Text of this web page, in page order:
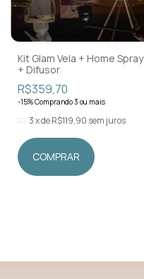
Kit Glam Vela + Home Spray
+ Difusor
R$359,70
-15% Comprando 3 ou mais
3xdeR$119,90 sem juros
COMPRAR